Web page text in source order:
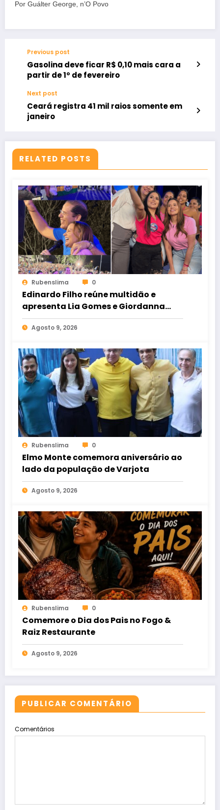
Por Guálter George, n’O Povo
Previous post
Gasolina deve ficar R$ 0,10 mais cara a
partir de 1º de fevereiro
Next post
Ceará registra 41 mil raios somente em
janeiro
RELATED POSTS
Rubenslima 0
Edinardo Filho reúne multidão e
apresenta Lia Gomes e Giordanna
Mano como suas candidatas a
deputada estadual e federal
Agosto 9, 2026
Rubenslima 0
Elmo Monte comemora aniversário ao
lado da população de Varjota
Agosto 9, 2026
Rubenslima 0
Comemore o Dia dos Pais no Fogo &
Raiz Restaurante
Agosto 9, 2026
PUBLICAR COMENTÁRIO
Comentários